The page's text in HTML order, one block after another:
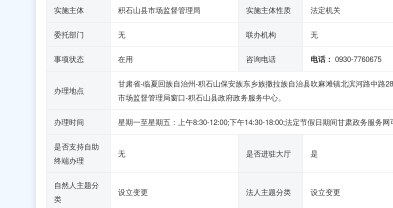
实施主体 积石山县市场监督管理局 实施主体性质 法定机关
委托部门 无 联办机构 无
事项状态 在用 咨询电话 电话： 0930-7760675
办理地点
甘肃省-临夏回族自治州-积石山保安族东乡族撒拉族自治县吹麻滩镇北滨河路中路
市场监督管理局窗口-积石山县政府政务服务中心。
办理时间 星期一至星期五：上午8:30-12:00;下午14:30-18:00;法定节假日期间甘肃政务服务
是否支持自助
终端办理
无 是否进驻大厅 是
自然人主题分
类
设立变更 法人主题分类 设立变更